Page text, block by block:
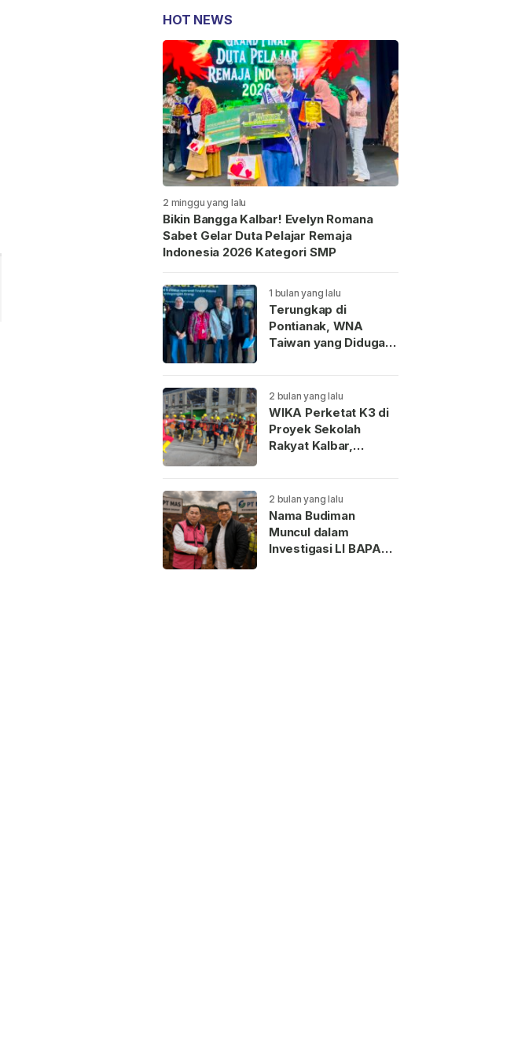
HOT NEWS
2 minggu yang lalu
Bikin Bangga Kalbar! Evelyn Romana
Sabet Gelar Duta Pelajar Remaja
Indonesia 2026 Kategori SMP
1 bulan yang lalu
Terungkap di
Pontianak, WNA
Taiwan yang Diduga
Dideportasi
2 bulan yang lalu
WIKA Perketat K3 di
Proyek Sekolah
Rakyat Kalbar,
2 bulan yang lalu
Nama Budiman
Muncul dalam
Investigasi LI BAPAN